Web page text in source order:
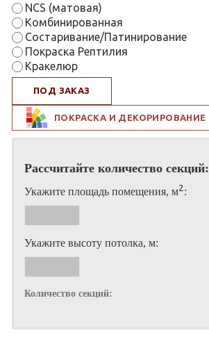
NCS (матовая)
Комбинированная
Состаривание/Патинирование
Покраска Рептилия
Кракелюр
ПОД ЗАКАЗ
ПОКРАСКА И ДЕКОРИРОВАНИЕ
Рассчитайте количество секций:
Укажите площадь помещения, м2 :
Укажите высоту потолка, м:
Количество секций: